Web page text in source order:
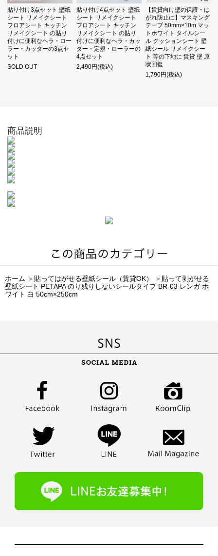
貼り付け3点セット 壁紙
シート リメイクシート
フロアシート キッチン
リメイクシート の貼り
付けに便利なヘラ・ロー
ラー・カッターの3点セ
ット
SOLD OUT
貼り付け4点セット 壁紙
シート リメイクシート
フロアシート キッチン
リメイクシート の貼り
付けに便利なヘラ・カッ
ター・定規・ローラーの
4点セット
2,490円(税込)
【賃貸向け壁の保護・は
がれ防止に】マスキング
テープ 50mm×10m マッ
トホワイト タイルシー
ル クッションシート 壁
紙シール リメイクシー
ト 等の下地に 賃貸 壁 原
状回復
1,790円(税込)
商品説明
ホーム ＞ 貼ってはがせる壁紙シール（賃貸OK） ＞ 貼って剥がせる
壁紙シート PETAPA のり残りしないシールタイプ BR-03 レンガ ホ
ワイト 白 50cm×250cm